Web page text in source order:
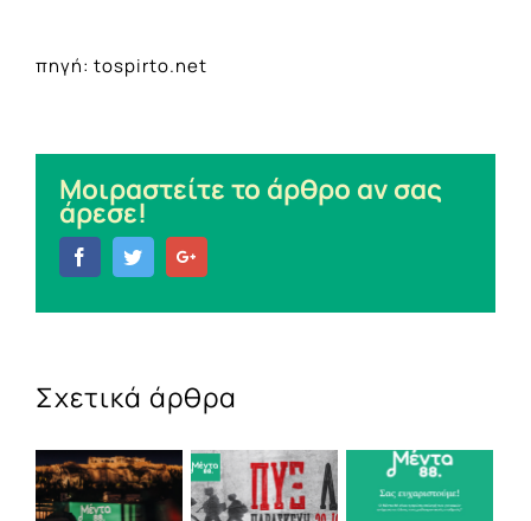
πηγή: tospirto.net
Μοιραστείτε το άρθρο αν σας
άρεσε!
FacebookTwitter
Σχετικά άρθρα